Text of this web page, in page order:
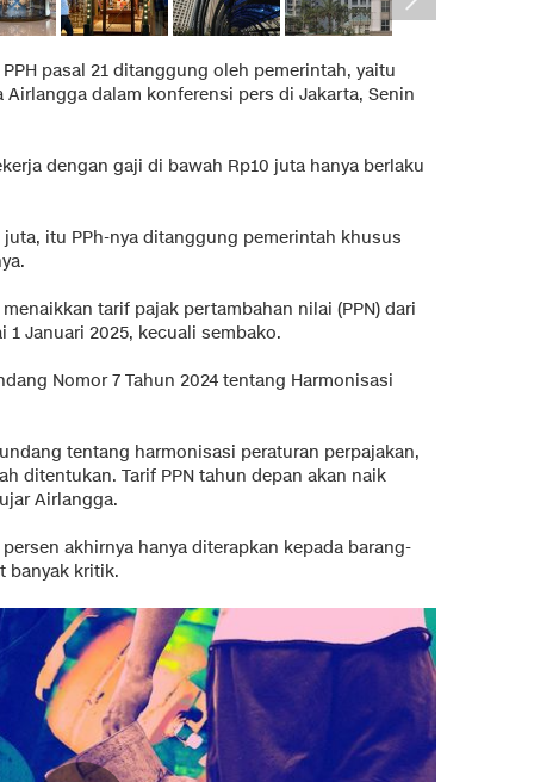
pasal 21 ditanggung oleh pemerintah, yaitu
dalam konferensi pers di Jakarta, Senin
dengan gaji di bawah Rp10 juta hanya berlaku
itu PPh-nya ditanggung pemerintah khusus
tarif pajak pertambahan nilai (PPN) dari
1 Januari 2025, kecuali sembako.
Nomor 7 Tahun 2024 tentang Harmonisasi
tentang harmonisasi peraturan perpajakan,
ditentukan. Tarif PPN tahun depan akan naik
Airlangga.
akhirnya hanya diterapkan kepada barang-
banyak kritik.